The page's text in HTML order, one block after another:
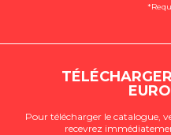
Pour télécharger le catalogue,
recevrez